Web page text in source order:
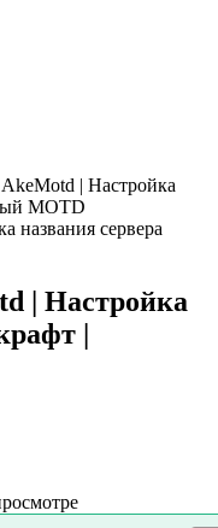
| Настройка
MOTD
| Настройка
|